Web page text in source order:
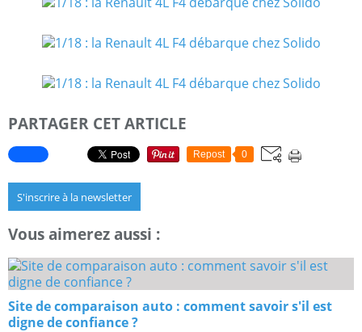
PARTAGER CET ARTICLE
Repost 0
S'inscrire à la newsletter
Vous aimerez aussi :
Site de comparaison auto : comment savoir s'il est
digne de confiance ?